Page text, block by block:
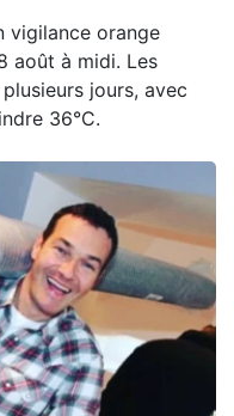
vigilance orange
août à midi. Les
jours, avec
36°C.